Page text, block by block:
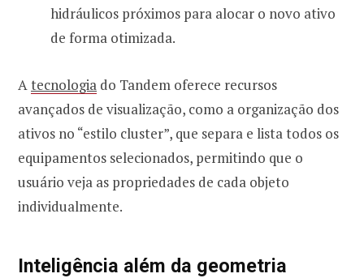
hidráulicos próximos para alocar o novo ativo
de forma otimizada.
Atecnologia do Tandem oferece recursos
avançados de visualização, como a organização dos
ativos no “estilo cluster”, que separa e lista todos os
equipamentos selecionados, permitindo que o
usuário veja as propriedades de cada objeto
individualmente.
Inteligência além da geometria